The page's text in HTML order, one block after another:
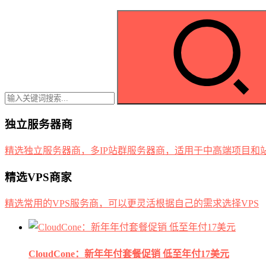
独立服务器商
精选独立服务器商，多IP站群服务器商，适用于中高端项目和
精选VPS商家
精选常用的VPS服务商，可以更灵活根据自己的需求选择VPS
CloudCone：新年年付套餐促销 低至年付17美元